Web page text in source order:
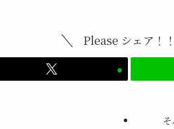
Please シェア！！